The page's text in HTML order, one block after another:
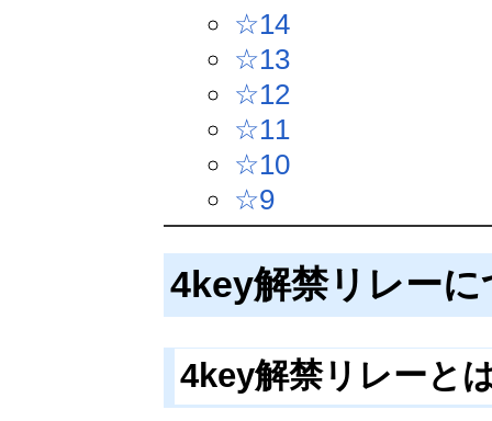
☆14
☆13
☆12
☆11
☆10
☆9
4key解禁リレー
4key解禁リレーと